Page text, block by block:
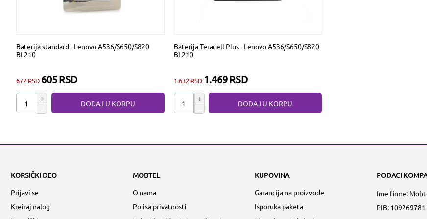
Baterija standard - Lenovo A536/S650/S820
BL210
672RSD 605RSD
+
−
DODAJ U KORPU
Baterija Teracell Plus - Lenovo A536/S650/S820
BL210
1.632RSD 1.469RSD
+
−
DODAJ U KORPU
KORSIČKI DEO
Prijavi se
Kreiraj nalog
MOBTEL
O nama
Polisa privatnosti
KUPOVINA
Garancija na proizvode
Isporuka paketa
PODACI
Ime firme:
PIB: 109269781